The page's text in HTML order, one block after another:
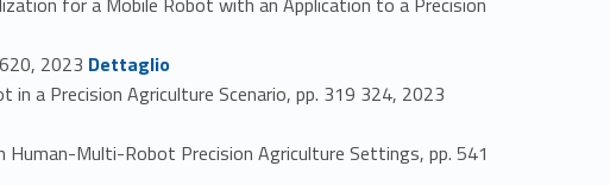
2023 Link identifier #identifier_person_18871-29
Dettaglio
in a Precision Agriculture Scenario, pp. 319 324, 2023
Human-Multi-Robot Precision Agriculture Settings, pp. 541